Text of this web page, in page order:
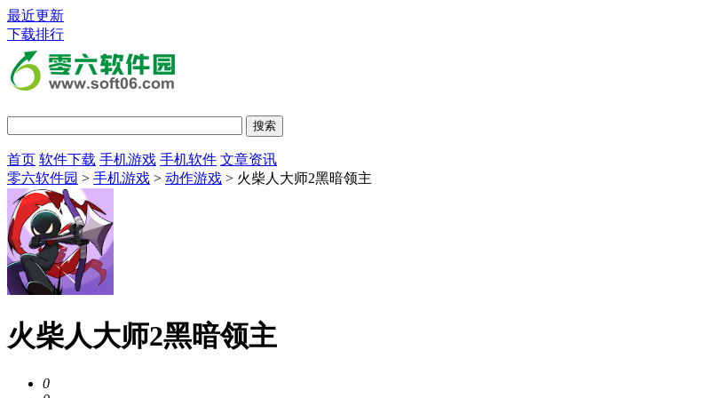
最近更新
下载排行
首页 软件下载 手机游戏 手机软件 文章资讯
零六软件园 > 手机游戏 > 动作游戏 > 火柴人大师2黑暗领主
火柴人大师2黑暗领主
0